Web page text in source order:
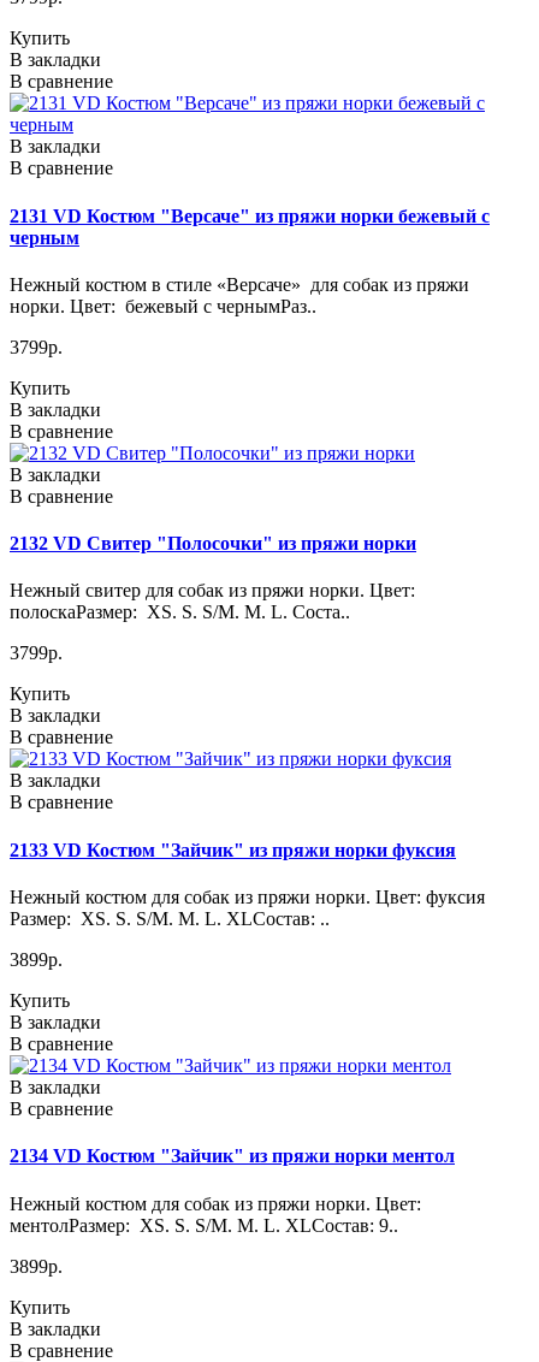
Купить
В закладки
В сравнение
В закладки
В сравнение
2131 VD Костюм "Версаче" из пряжи норки бежевый с
черным
Нежный костюм в стиле «Версаче» для собак из пряжи
норки. Цвет: бежевый с чернымРаз..
3799р.
Купить
В закладки
В сравнение
В закладки
В сравнение
2132 VD Свитер "Полосочки" из пряжи норки
Нежный свитер для собак из пряжи норки. Цвет:
полоскаРазмер: XS. S. S/M. M. L. Соста..
3799р.
Купить
В закладки
В сравнение
В закладки
В сравнение
2133 VD Костюм "Зайчик" из пряжи норки фуксия
Нежный костюм для собак из пряжи норки. Цвет: фуксия
Размер: XS. S. S/M. M. L. XLСостав: ..
3899р.
Купить
В закладки
В сравнение
В закладки
В сравнение
2134 VD Костюм "Зайчик" из пряжи норки ментол
Нежный костюм для собак из пряжи норки. Цвет:
ментолРазмер: XS. S. S/M. M. L. XLСостав: 9..
3899р.
Купить
В закладки
В сравнение